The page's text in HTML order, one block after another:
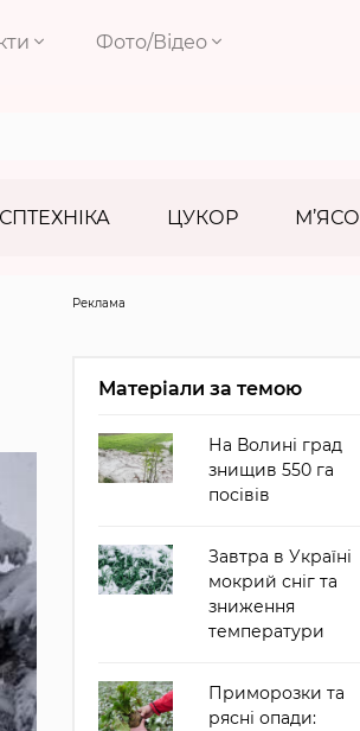
Фото/Відео
ЦУКОР М’ЯСО
Реклама
Матеріали за темою
На Волині град
знищив 550 га
посівів
Завтра в Україні
мокрий сніг та
зниження
температури
Приморозки та
рясні опади: